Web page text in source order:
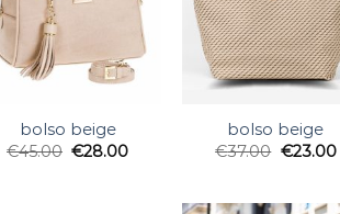
bolso beige
€45.00 €28.00
bolso beige
€37.00 €23.00